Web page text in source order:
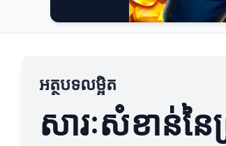
អត្ថបទលម្អិត
សារៈសំខាន់ន